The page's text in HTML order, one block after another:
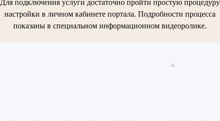
Для подключения услуги достаточно пройти простую процедуру
настройки в личном кабинете портала. Подробности процесса
показаны в специальном информационном видеоролике.